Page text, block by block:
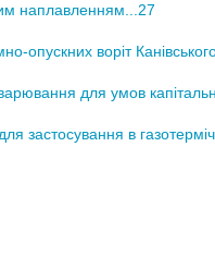
наплавленням...27
опускних воріт
для умов
застосування в